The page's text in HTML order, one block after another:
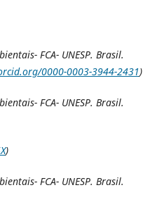
FCA- UNESP. Brasil.
0000-0003-3944-2431)
FCA- UNESP. Brasil.
)
FCA- UNESP. Brasil.